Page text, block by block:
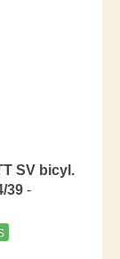
SV bicyl.
39 -